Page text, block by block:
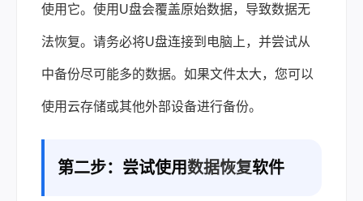
使用它。使用U盘会覆盖原始数据，导致数据无
法恢复。请务必将U盘连接到电脑上，并尝试从
中备份尽可能多的数据。如果文件太大，您可以
使用云存储或其他外部设备进行备份。
第二步：尝试使用数据恢复软件